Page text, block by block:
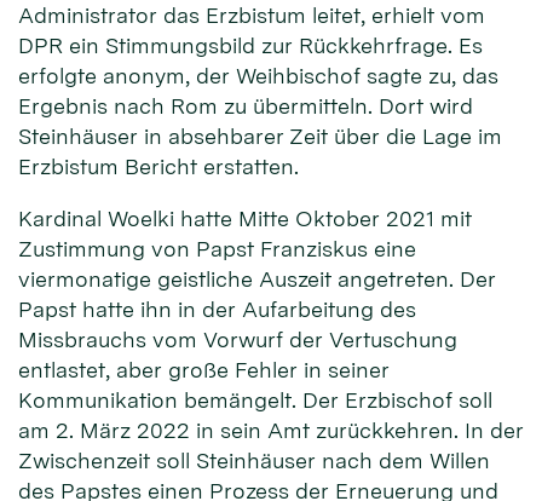
Administrator das Erzbistum leitet, erhielt vom
DPR ein Stimmungsbild zur Rückkehrfrage. Es
erfolgte anonym, der Weihbischof sagte zu, das
Ergebnis nach Rom zu übermitteln. Dort wird
Steinhäuser in absehbarer Zeit über die Lage im
Erzbistum Bericht erstatten.
Kardinal Woelki hatte Mitte Oktober 2021 mit
Zustimmung von Papst Franziskus eine
viermonatige geistliche Auszeit angetreten. Der
Papst hatte ihn in der Aufarbeitung des
Missbrauchs vom Vorwurf der Vertuschung
entlastet, aber große Fehler in seiner
Kommunikation bemängelt. Der Erzbischof soll
am 2. März 2022 in sein Amt zurückkehren. In der
Zwischenzeit soll Steinhäuser nach dem Willen
des Papstes einen Prozess der Erneuerung und